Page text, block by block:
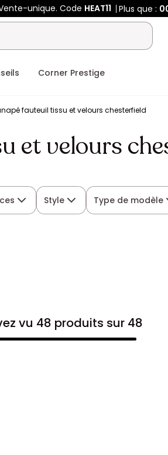
unique. Code HEAT11 Plus que :
Corner Prestige
fauteuil tissu et velours chesterfield
et velours
Style Type de modèle
vu 48 produits sur 48